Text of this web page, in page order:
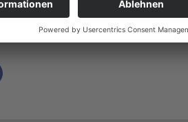
Ahmad Bayan (OK Fulda)